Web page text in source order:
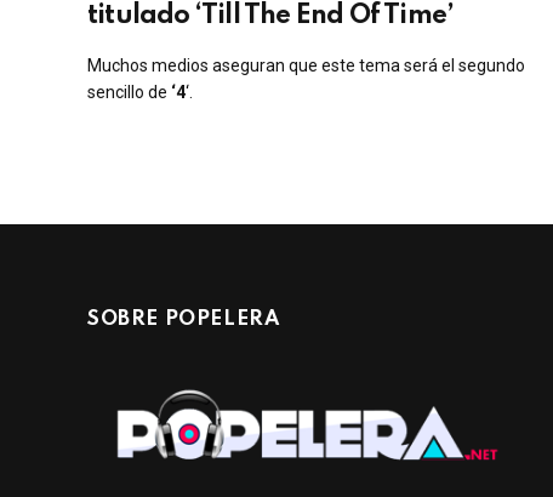
titulado ‘Till The End Of Time’
Muchos medios aseguran que este tema será el segundo
sencillo de ‘4‘.
SOBRE POPELERA